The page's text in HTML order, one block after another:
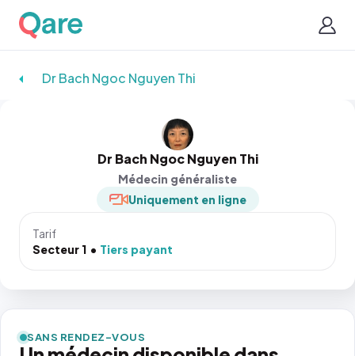
Dr Bach Ngoc Nguyen Thi
Dr Bach Ngoc Nguyen Thi
Médecin généraliste
Uniquement en ligne
Tarif
Secteur 1
Tiers payant
SANS RENDEZ-VOUS